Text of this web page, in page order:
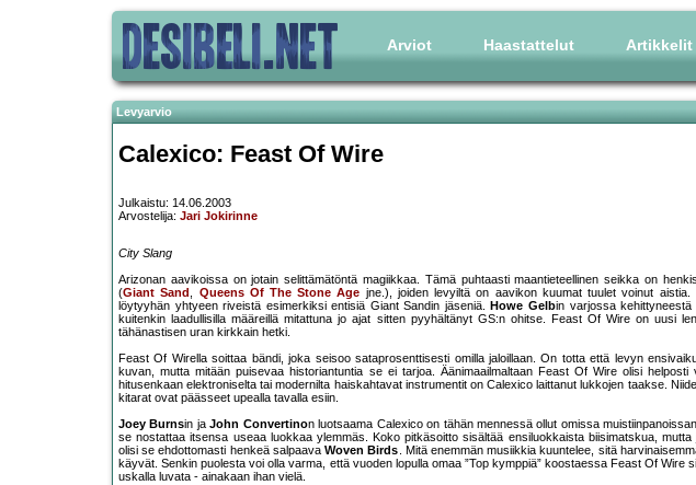
Arviot Haastattelut Artikkelit
Levyarvio
Calexico: Feast Of Wire
Julkaistu: 14.06.2003
Arvostelija: Jari Jokirinne
City Slang
Arizonan aavikoissa on jotain selittämätöntä magiikkaa. Tämä puhtaasti maantieteellinen seikka on
(Giant Sand , Queens Of The Stone Age jne.), joiden levyiltä on aavikon kuumat tuulet voinut
löytyyhän yhtyeen riveistä esimerkiksi entisiä Giant Sandin jäseniä. Howe Gelbin varjossa
kuitenkin laadullisilla määreillä mitattuna jo ajat sitten pyyhältänyt GS:n ohitse. Feast Of Wire on uusi
tähänastisen uran kirkkain hetki.
Feast Of Wirella soittaa bändi, joka seisoo sataprosenttisesti omilla jaloillaan. On totta että levyn
kuvan, mutta mitään puisevaa historiantuntia se ei tarjoa. Äänimaailmaltaan Feast Of Wire olisi
hitusenkaan elektroniselta tai modernilta haiskahtavat instrumentit on Calexico laittanut lukkojen taakse.
kitarat ovat päässeet upealla tavalla esiin.
Joey Burnsin jaJohn Convertinon luotsaama Calexico on tähän mennessä ollut omissa
se nostattaa itsensa useaa luokkaa ylemmäs. Koko pitkäsoitto sisältää ensiluokkaista biisimatskua,
olisi se ehdottomasti henkeä salpaavaWoven Birds. Mitä enemmän musiikkia kuuntelee, sitä
käyvät. Senkin puolesta voi olla varma, että vuoden lopulla omaa ”Top kymppiä” koostaessa Feast Of Wire
uskalla luvata - ainakaan ihan vielä.